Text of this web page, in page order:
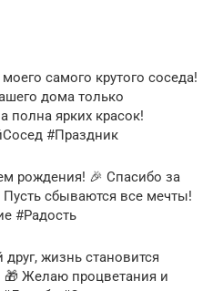
самого крутого соседа!
дома только
полна ярких красок!
#Праздник
рождения! 🎉 Спасибо за
сбываются все мечты!
#Радость
жизнь становится
Желаю процветания и